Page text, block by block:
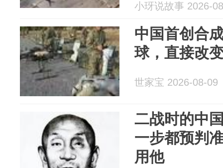
小玡说故事 2026-
中国首创合
球，直接改
世家宝 2026-08-09
二战时的中
一步都预判
用他